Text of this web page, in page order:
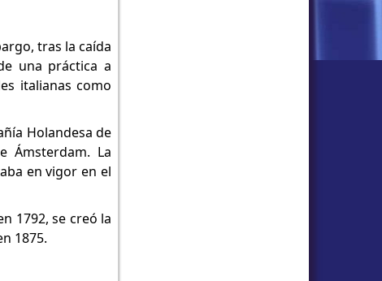
tras la caída
una práctica a
italianas como
Holandesa de
Ámsterdam. La
en vigor en el
1792, se creó la
1875.